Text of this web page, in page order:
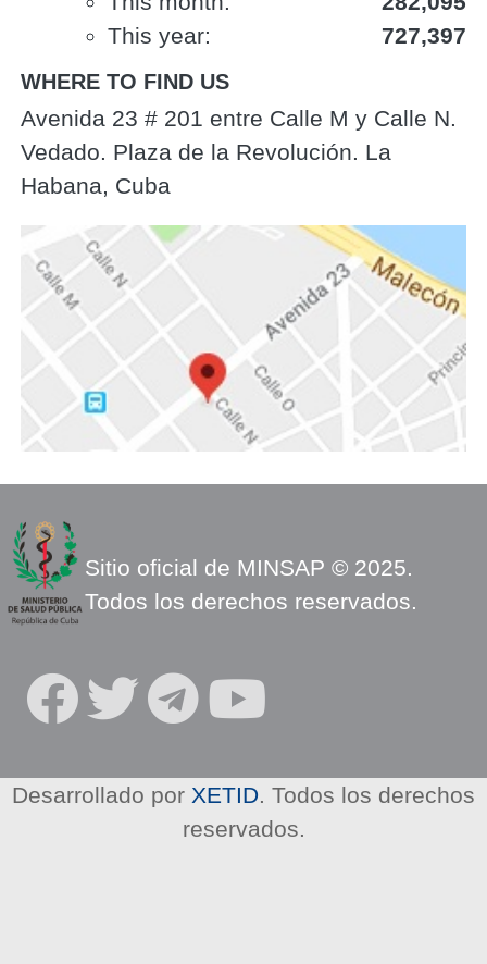
This year:
727,397
WHERE TO FIND US
Avenida 23 # 201 entre Calle M y Calle N.
Vedado. Plaza de la Revolución. La
Habana, Cuba
Sitio oficial de MINSAP © 2025.
Todos los derechos reservados.
S
Desarrollado por XETID. Todos los derechos
reservados.